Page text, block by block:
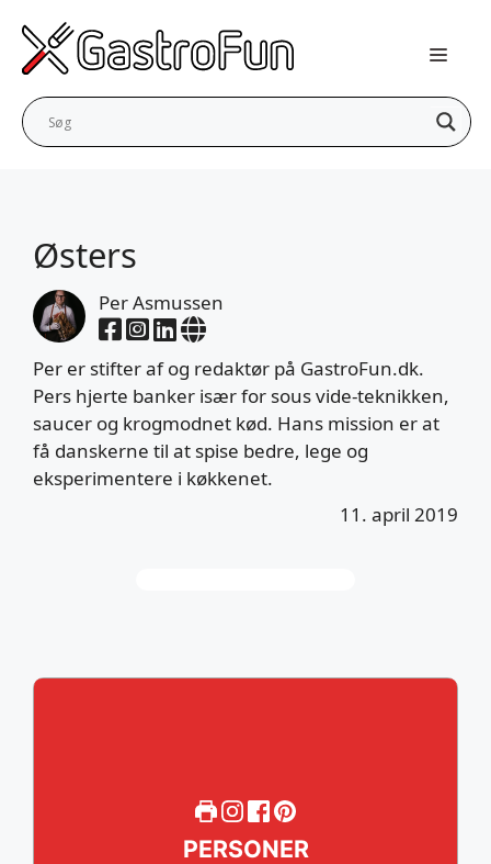
indhold
Østers
Per Asmussen
Per er stifter af og redaktør på GastroFun.dk.
Pers hjerte banker især for sous vide-teknikken,
saucer og krogmodnet kød. Hans mission er at
få danskerne til at spise bedre, lege og
eksperimentere i køkkenet.
11. april 2019
PERSONER